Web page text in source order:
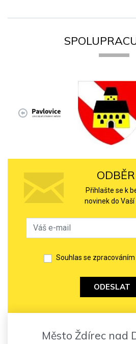
Přihlašte se k
novinek do
Souhlas se
ODESLAT
Město Ždírec nad